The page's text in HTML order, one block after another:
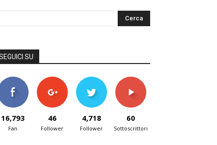
SU
16,793
Fan
46
Follower
4,718
Follower
60
Sottoscrittori